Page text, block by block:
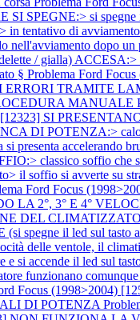
SI SPEGNE:> si spegne
in tentativo di
nell'avviamento dopo un
/ gialla) ACCESA:>
§ Problema Ford
ERRORI TRAMITE
MANUALE
SI
DI POTENZA:> calo
presenta accelerando
classico soffio che
il soffio si avverte su
Ford Focus
LA 2°, 3° E 4°
DEL
spegne il led sul tasto
delle ventole, il
e si accende il led sul
funzionano
Focus (1998>2004)
DI POTENZA